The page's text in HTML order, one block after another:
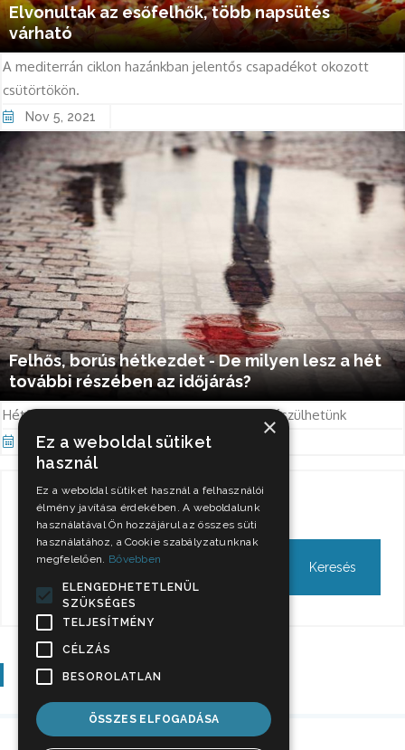
Elvonultak az esőfelhők, több napsütés
várható
A mediterrán ciklon hazánkban jelentős csapadékot okozott
csütörtökön.
Nov 5, 2021
Felhős, borús hétkezdet - De milyen lesz a hét
további részében az időjárás?
Hétfőn túlnyomóan felhős, borongós időre készülhetünk
Okt 11, 2021
Keresés
Szavazás
×
Ez a weboldal sütiket
használ
Ez a weboldal sütiket használ a felhasználói
élmény javítása érdekében. A weboldalunk
használatával Ön hozzájárul az összes süti
használatához, a Cookie szabályzatunknak
megfelelően. Bővebben
ELENGEDHETETLENÜL
SZÜKSÉGES
TELJESÍTMÉNY
CÉLZÁS
BESOROLATLAN
ÖSSZES ELFOGADÁSA